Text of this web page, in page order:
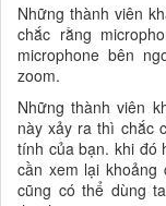
Những thành viên
chắc rằng
microphone bên
zoom.
Những thành viên
này xảy ra thì chắc
tính của bạn. khi đó
cần xem lại khoảng
cũng có thể dùng